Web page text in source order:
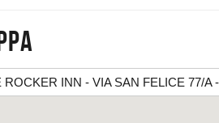
ROCKER INN - VIA SAN FELICE 77/A